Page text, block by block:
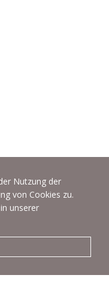
Nutzung der
von Cookies zu.
unserer